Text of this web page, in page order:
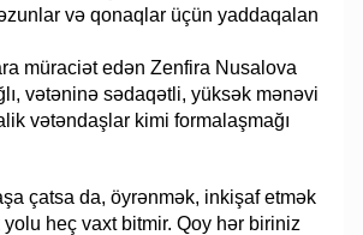
və qonaqlar üçün yaddaqalan
müraciət edən Zenfira Nusalova
vətəninə sədaqətli, yüksək mənəvi
vətəndaşlar kimi formalaşmağı
çatsa da, öyrənmək, inkişaf etmək
heç vaxt bitmir. Qoy hər biriniz